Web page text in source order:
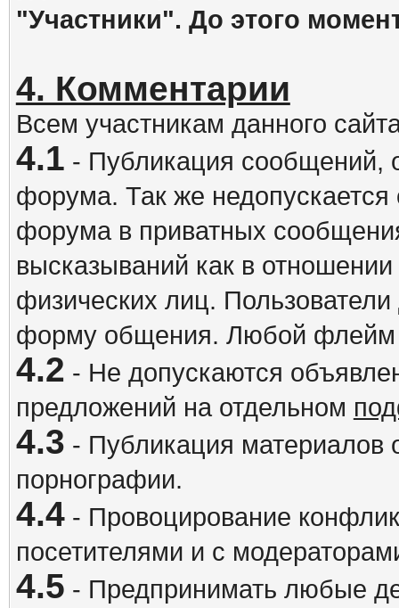
"Участники". До этого
4. Комментарии
Всем участникам данного
4.1 - Публикация сообщений,
форума. Так же недопускается
форума в приватных
высказываний как в
физических лиц.
форму общения. Любой флейм
4.2 - Не допускаются
предложений на отдельном
4.3 - Публикация материалов
порнографии.
4.4- Провоцирование
посетителями и с
4.5 - Предпринимать любые